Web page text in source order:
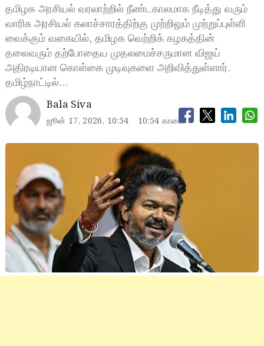
தமிழக அரசியல் வரலாற்றில் நீண்டகாலமாக நீடித்து வரும்
வாரிசு அரசியல் கலாச்சாரத்திற்கு முற்றிலும் முற்றுப்புள்ளி
வைக்கும் வகையில், தமிழக வெற்றிக் கழகத்தின்
தலைவரும் தற்போதைய முதலமைச்சருமான விஜய்
அதிரடியான கொள்கை முடிவுகளை அறிவித்துள்ளார்.
தமிழ்நாட்டில்…
Bala Siva
ஜூன் 17, 2026, 10:54 10:54 காலை